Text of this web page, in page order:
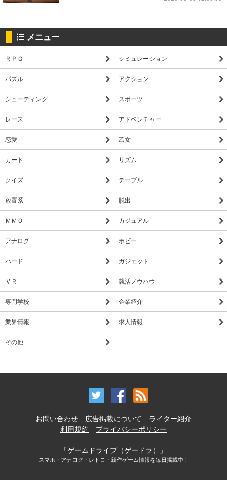
メニュー
ＲＰＧ シミュレーション
パズル アクション
シューティング スポーツ
レース アドベンチャー
恋愛 乙女
カード リズム
クイズ テーブル
放置系 脱出
ＭＭＯ カジュアル
アナログ ホビー
ハード ガジェット
ＶＲ 就活ノウハウ
専門学校 企業紹介
業界情報 求人情報
その他
お問い合わせ 広告掲載について
ライター紹介
利用規約
プライバシーポリシー
「ゲームドライブ（ゲードラ）」
スマホ・アナログ・レトロ・新作ゲーム情報を毎日掲載中！